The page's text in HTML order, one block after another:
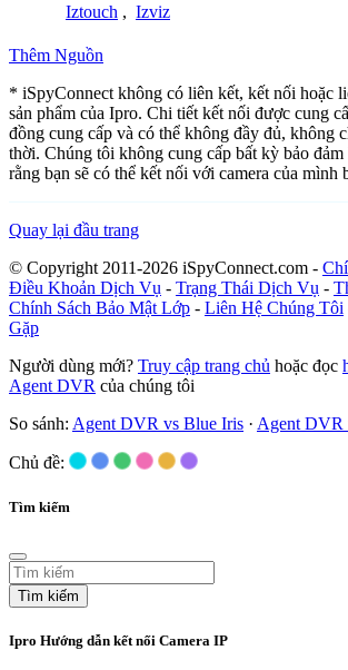
Iztouch , Izviz
Thêm Nguồn
* iSpyConnect không có liên kết, kết nối hoặc
sản phẩm của Ipro. Chi tiết kết nối được cung
đồng cung cấp và có thể không đầy đủ, không
thời. Chúng tôi không cung cấp bất kỳ bảo đảm
rằng bạn sẽ có thể kết nối với camera của mình
Quay lại đầu trang
© Copyright 2011-2026 iSpyConnect.com -
Điều Khoản Dịch Vụ - Trạng Thái Dịch Vụ -
Chính Sách Bảo Mật Lớp - Liên Hệ Chúng Tôi
Gặp
Người dùng mới? Truy cập trang chủ hoặc đọc
Agent DVR của chúng tôi
So sánh: Agent DVR vs Blue Iris · Agent DVR
Chủ đề:
Tìm kiếm
Tìm kiếm
Ipro Hướng dẫn kết nối Camera IP